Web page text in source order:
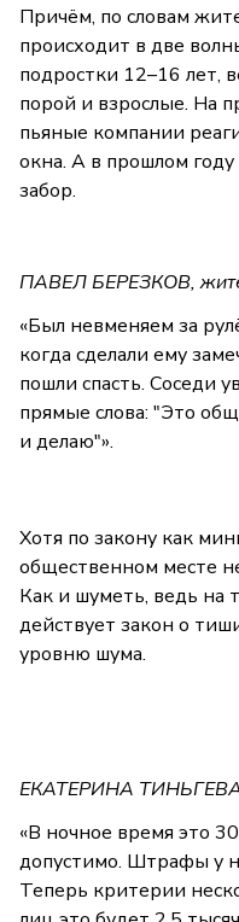
Причём, по словам
происходит в две
подростки 12–16 лет,
порой и взрослые. На
пьяные компании
окна. А в прошлом
забор.
ПАВЕЛ БЕРЕЗКОВ,
«Был невменяем за
когда сделали ему
пошли спасть. Соседи
прямые слова: "Это
и делаю"».
Хотя по закону как
общественном месте
Как и шуметь, ведь на
действует закон о
уровню шума.
ЕКАТЕРИНА
«В ночное время это
допустимо. Штрафы у
Теперь критерии